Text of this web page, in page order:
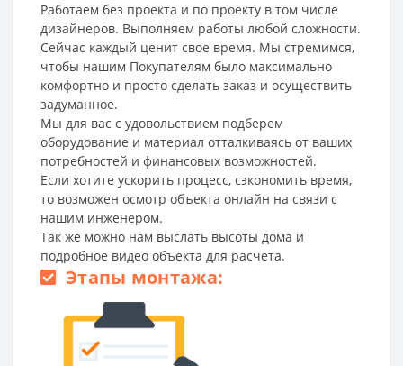
Работаем без проекта и по проекту в том числе
дизайнеров. Выполняем работы любой сложности.
Сейчас каждый ценит свое время. Мы стремимся,
чтобы нашим Покупателям было максимально
комфортно и просто сделать заказ и осуществить
задуманное.
Мы для вас с удовольствием подберем
оборудование и материал отталкиваясь от ваших
потребностей и финансовых возможностей.
Если хотите ускорить процесс, сэкономить время,
то возможен осмотр объекта онлайн на связи с
нашим инженером.
Так же можно нам выслать высоты дома и
подробное видео объекта для расчета.
Этапы монтажа: